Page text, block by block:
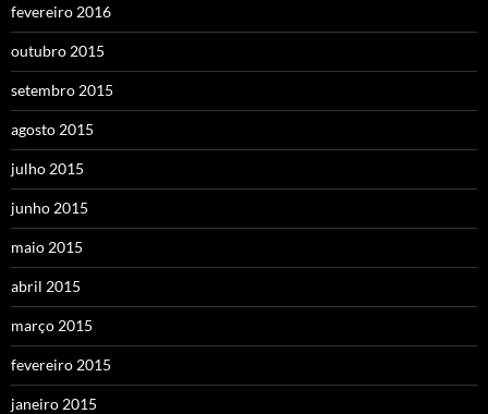
fevereiro 2016
outubro 2015
setembro 2015
agosto 2015
julho 2015
junho 2015
maio 2015
abril 2015
março 2015
fevereiro 2015
janeiro 2015